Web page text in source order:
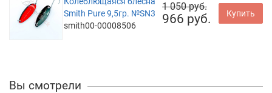
Smith Pure 9,5гр. №SN3
smith00-00008506
1 050 руб.
966 руб. Купить
Вы смотрели